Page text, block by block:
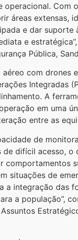
operacional. Com
áreas extensas,
e dar suporte
e
Pública,
aéreo com drones
Integradas
A
em uma
entre as
de
de difícil acesso, o
comportamentos
situações de
a integração das
a população”,